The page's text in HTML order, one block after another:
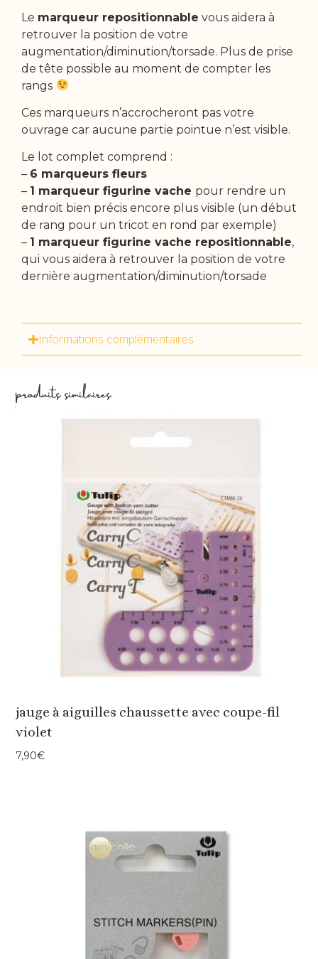
Le marqueur repositionnable vous aidera à
retrouver la position de votre
augmentation/diminution/torsade. Plus de prise
de tête possible au moment de compter les
rangs
Ces marqueurs n’accrocheront pas votre
ouvrage car aucune partie pointue n’est visible.
Le lot complet comprend :
– 6 marqueurs fleurs
– 1 marqueur figurine vache pour rendre un
endroit bien précis encore plus visible (un début
de rang pour un tricot en rond par exemple)
– 1 marqueur figurine vache repositionnable,
qui vous aidera à retrouver la position de votre
dernière augmentation/diminution/torsade
Informations complémentaires
produits similaires
jauge à aiguilles chaussette avec coupe-fil
violet
7,90€